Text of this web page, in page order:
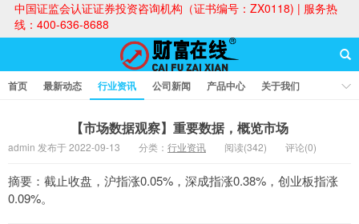
中国证监会认证证券投资咨询机构（证书编号：ZX0118) | 服务热
线：400-636-8688
首页 最新动态 行业资讯 公司新闻 产品中心
关于我们
【市场数据观察】重要数据，概览市场
admin 发布于 2022-09-13 分类： 行业资讯 阅读(342) 评论(0)
摘要：截止收盘，沪指涨0.05%，深成指涨0.38%，创业板指涨
0.09%。